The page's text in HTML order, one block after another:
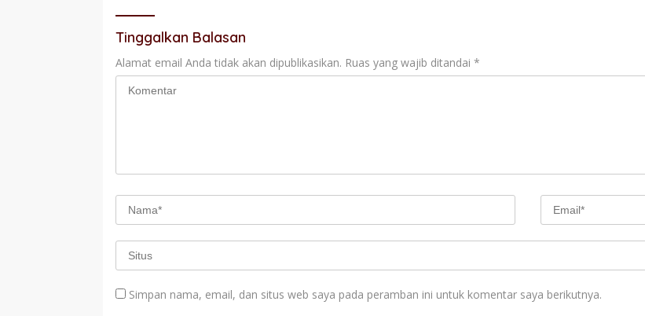
Tinggalkan Balasan
Alamat email Anda tidak akan dipublikasikan. Ruas yang wajib ditandai *
Simpan nama, email, dan situs web saya pada peramban ini untuk komentar saya berikutnya.